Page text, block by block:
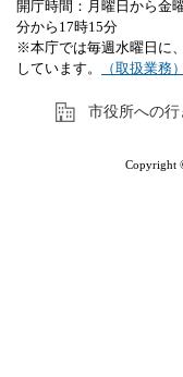
開庁時間：月曜日から金
分から17時15分
※本庁では毎週水曜日に
しています。
（取扱業務）
市役所への行
Copyright